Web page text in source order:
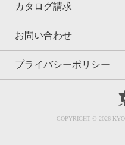
カタログ請求
お問い合わせ
プライバシーポリシー
COPYRIGHT © 2026